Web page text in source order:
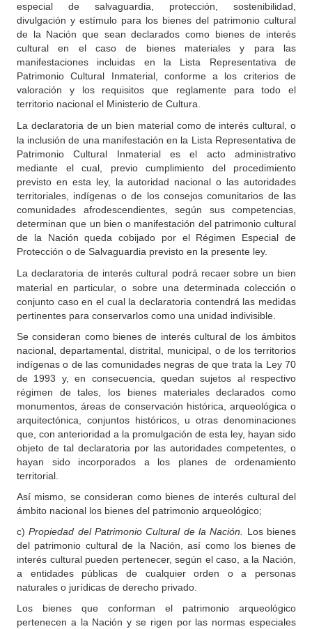
especial de salvaguardia, protección, sostenibilidad,
divulgación y estímulo para los bienes del patrimonio cultural
de la Nación que sean declarados como bienes de interés
cultural en el caso de bienes materiales y para las
manifestaciones incluidas en la Lista Representativa de
Patrimonio Cultural Inmaterial, conforme a los criterios de
valoración y los requisitos que reglamente para todo el
territorio nacional el Ministerio de Cultura.
La declaratoria de un bien material como de interés cultural, o
la inclusión de una manifestación en la Lista Representativa de
Patrimonio Cultural Inmaterial es el acto administrativo
mediante el cual, previo cumplimiento del procedimiento
previsto en esta ley, la autoridad nacional o las autoridades
territoriales, indígenas o de los consejos comunitarios de las
comunidades afrodescendientes, según sus competencias,
determinan que un bien o manifestación del patrimonio cultural
de la Nación queda cobijado por el Régimen Especial de
Protección o de Salvaguardia previsto en la presente ley.
La declaratoria de interés cultural podrá recaer sobre un bien
material en particular, o sobre una determinada colección o
conjunto caso en el cual la declaratoria contendrá las medidas
pertinentes para conservarlos como una unidad indivisible.
Se consideran como bienes de interés cultural de los ámbitos
nacional, departamental, distrital, municipal, o de los territorios
indígenas o de las comunidades negras de que trata la Ley 70
de 1993 y, en consecuencia, quedan sujetos al respectivo
régimen de tales, los bienes materiales declarados como
monumentos, áreas de conservación histórica, arqueológica o
arquitectónica, conjuntos históricos, u otras denominaciones
que, con anterioridad a la promulgación de esta ley, hayan sido
objeto de tal declaratoria por las autoridades competentes, o
hayan sido incorporados a los planes de ordenamiento
territorial.
Así mismo, se consideran como bienes de interés cultural del
ámbito nacional los bienes del patrimonio arqueológico;
c)Propiedad del Patrimonio Cultural de la Nación. Los bienes
del patrimonio cultural de la Nación, así como los bienes de
interés cultural pueden pertenecer, según el caso, a la Nación,
a entidades públicas de cualquier orden o a personas
naturales o jurídicas de derecho privado.
Los bienes que conforman el patrimonio arqueológico
pertenecen a la Nación y se rigen por las normas especiales